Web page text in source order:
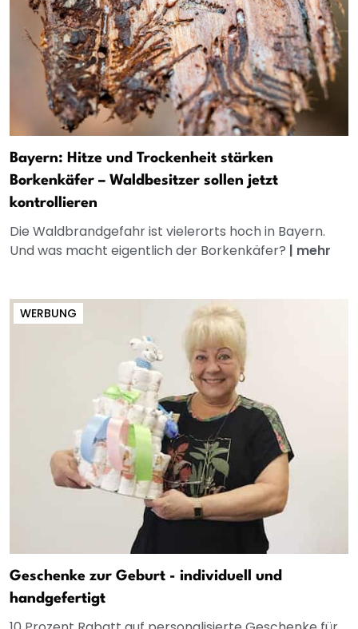
Bayern: Hitze und Trockenheit stärken
Borkenkäfer – Waldbesitzer sollen jetzt
kontrollieren
Die Waldbrandgefahr ist vielerorts hoch in Bayern.
Und was macht eigentlich der Borkenkäfer? | mehr
WERBUNG
Geschenke zur Geburt - individuell und
handgefertigt